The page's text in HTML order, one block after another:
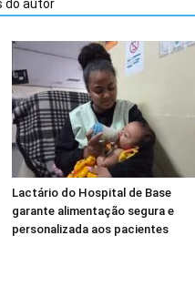
do autor
Lactário do Hospital de Base
garante alimentação segura e
personalizada aos pacientes